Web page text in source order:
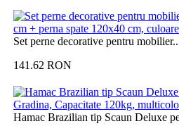
Set perne decorative pentru
141.62 RON
Hamac Brazilian tip Scaun Deluxe